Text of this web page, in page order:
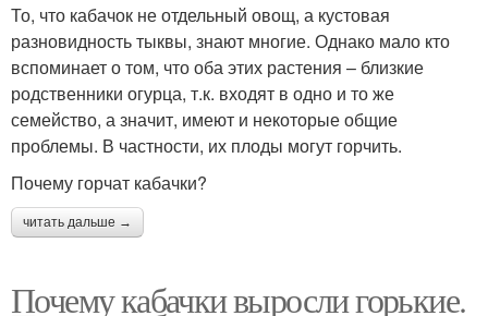
То, что кабачок не отдельный овощ, а кустовая
разновидность тыквы, знают многие. Однако мало кто
вспоминает о том, что оба этих растения – близкие
родственники огурца, т.к. входят в одно и то же
семейство, а значит, имеют и некоторые общие
проблемы. В частности, их плоды могут горчить.
Почему горчат кабачки?
читать дальше →
Почему кабачки выросли горькие.